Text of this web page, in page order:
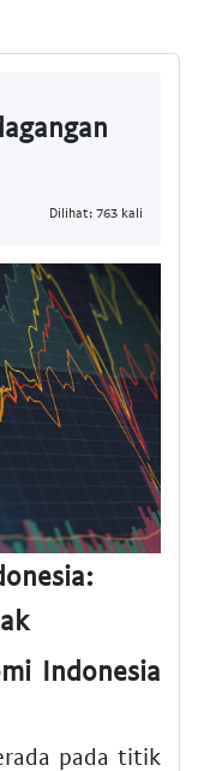
Dilihat: 763 kali
Indonesia
pada titik